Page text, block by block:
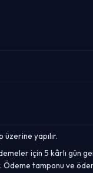
yapılır.
için 5 kârlı gün
Ödeme tamponu ve